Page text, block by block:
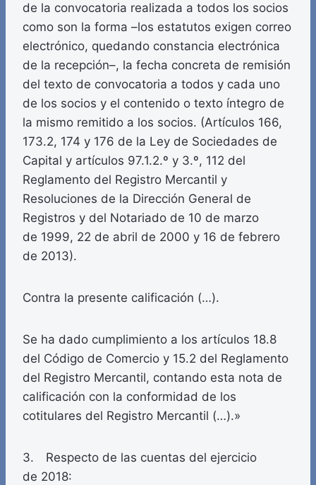
de la convocatoria realizada a todos los socios
como son la forma –los estatutos exigen correo
electrónico, quedando constancia electrónica
de la recepción–, la fecha concreta de remisión
del texto de convocatoria a todos y cada uno
de los socios y el contenido o texto íntegro de
la mismo remitido a los socios. (Artículos 166,
173.2, 174 y 176 de la Ley de Sociedades de
Capital y artículos 97.1.2.º y 3.º, 112 del
Reglamento del Registro Mercantil y
Resoluciones de la Dirección General de
Registros y del Notariado de 10 de marzo
de 1999, 22 de abril de 2000 y 16 de febrero
de 2013).
Contra la presente calificación (…).
Se ha dado cumplimiento a los artículos 18.8
del Código de Comercio y 15.2 del Reglamento
del Registro Mercantil, contando esta nota de
calificación con la conformidad de los
cotitulares del Registro Mercantil (…).»
3. Respecto de las cuentas del ejercicio
de 2018: